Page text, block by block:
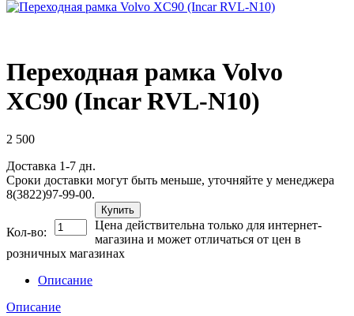
Переходная рамка Volvo
XC90 (Incar RVL-N10)
2 500
Доставка 1-7 дн.
Сроки доставки могут быть меньше, уточняйте у менеджера
8(3822)97-99-00.
Кол-во:
Купить
Цена действительна только для интернет-
магазина и может отличаться от цен в
розничных магазинах
Описание
Описание